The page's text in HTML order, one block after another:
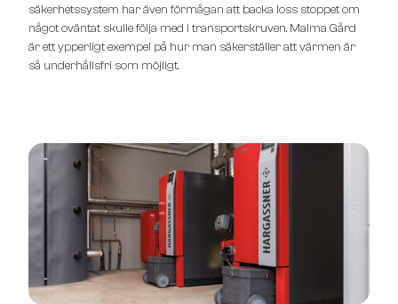
säkerhetssystem har även förmågan att backa loss stoppet om
något oväntat skulle följa med i transportskruven. Malma Gård
är ett ypperligt exempel på hur man säkerställer att värmen är
så underhållsfri som möjligt.